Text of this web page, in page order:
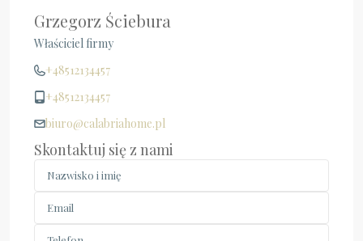
Grzegorz Ściebura
Właściciel firmy
+48512134457
+48512134457
biuro@calabriahome.pl
Skontaktuj się z nami